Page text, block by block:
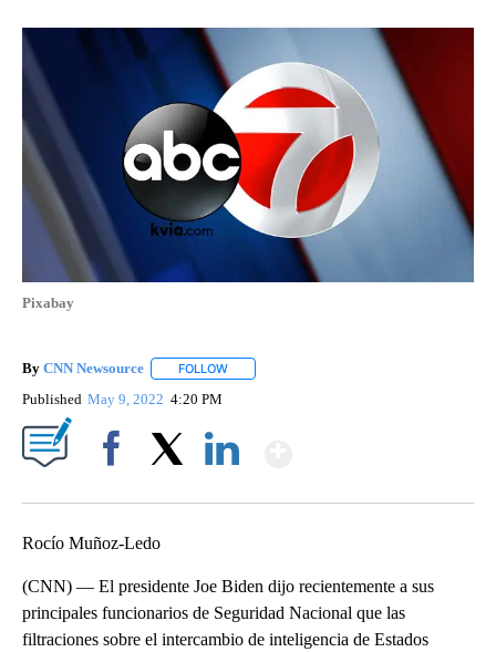
Pixabay
By CNN Newsource FOLLOW
Published May 9, 2022 4:20 PM
Rocío Muñoz-Ledo
(CNN) — El presidente Joe Biden dijo recientemente a sus
principales funcionarios de Seguridad Nacional que las
filtraciones sobre el intercambio de inteligencia de Estados